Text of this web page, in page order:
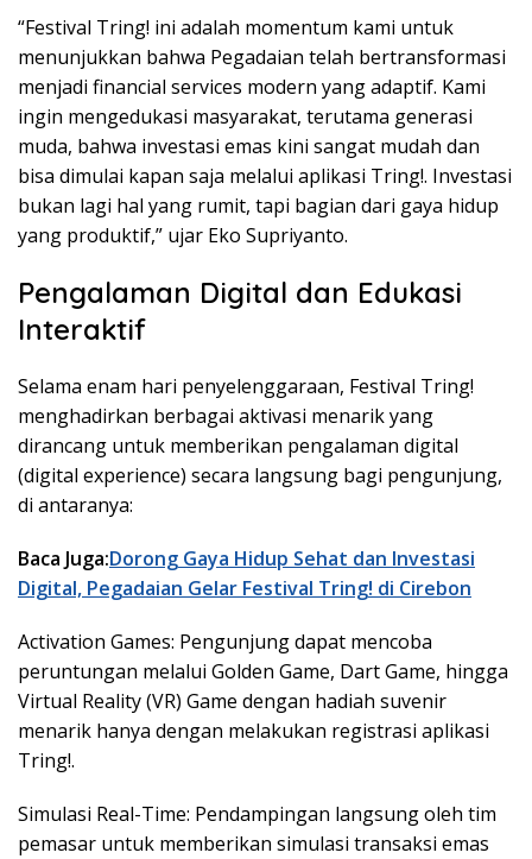
“Festival Tring! ini adalah momentum kami untuk
menunjukkan bahwa Pegadaian telah bertransformasi
menjadi financial services modern yang adaptif. Kami
ingin mengedukasi masyarakat, terutama generasi
muda, bahwa investasi emas kini sangat mudah dan
bisa dimulai kapan saja melalui aplikasi Tring!. Investasi
bukan lagi hal yang rumit, tapi bagian dari gaya hidup
yang produktif,” ujar Eko Supriyanto.
Pengalaman Digital dan Edukasi
Interaktif
Selama enam hari penyelenggaraan, Festival Tring!
menghadirkan berbagai aktivasi menarik yang
dirancang untuk memberikan pengalaman digital
(digital experience) secara langsung bagi pengunjung,
di antaranya:
Baca Juga:Dorong Gaya Hidup Sehat dan Investasi
Digital, Pegadaian Gelar Festival Tring! di Cirebon
Activation Games: Pengunjung dapat mencoba
peruntungan melalui Golden Game, Dart Game, hingga
Virtual Reality (VR) Game dengan hadiah suvenir
menarik hanya dengan melakukan registrasi aplikasi
Tring!.
Simulasi Real-Time: Pendampingan langsung oleh tim
pemasar untuk memberikan simulasi transaksi emas